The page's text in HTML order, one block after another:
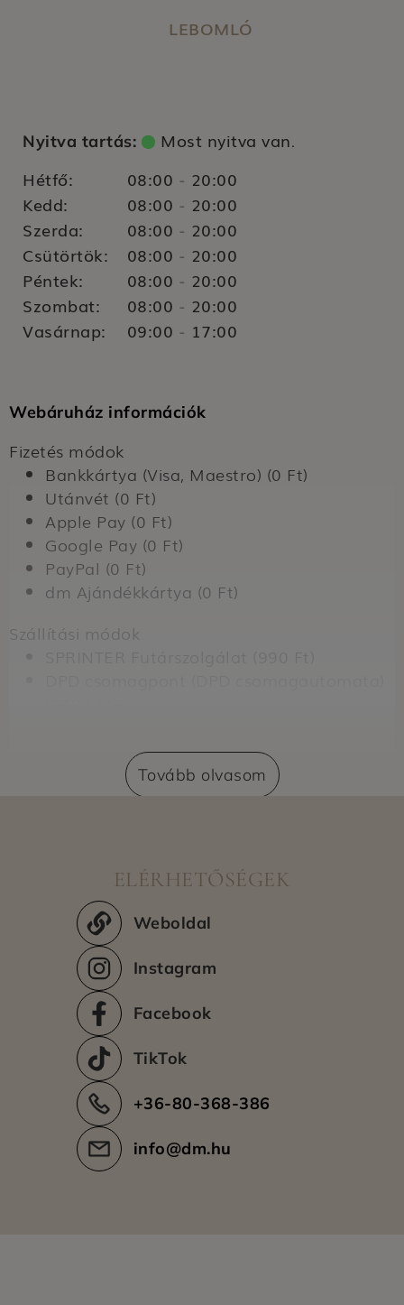
LEBOMLÓ
Nyitva tartás: Most nyitva van.
Hétfő: 08:00 - 20:00
Kedd:
08:00 - 20:00
Szerda:
08:00 - 20:00
Csütörtök:
08:00 - 20:00
Péntek:
08:00 - 20:00
Szombat:
08:00 - 20:00
Vasárnap:
09:00 - 17:00
Webáruház információk
Fizetés módok
Bankkártya (Visa, Maestro) (0 Ft)
Utánvét (0 Ft)
Apple Pay (0 Ft)
Google Pay (0 Ft)
PayPal (0 Ft)
dm Ajándékkártya (0 Ft)
Szállítási módok
Expressz átvétel dm üzletben (nem
regisztrált vásárlók számára) (399 Ft)
Expressz átvétel dm üzletben (regisztrált
Még nincs adat.
Tovább olvasom
ELÉRHETŐSÉGEK
Weboldal
Instagram
Facebook
TikTok
+36-80-368-386
info@dm.hu